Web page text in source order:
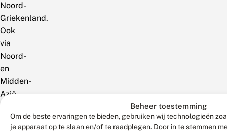
Beheer toestemming
Om de beste ervaringen te bieden, gebruiken wij technologieën
je apparaat op te slaan en/of te raadplegen. Door in te stemmen
Noord-
Griekenland.
Ook
via
Noord-
en
Midden-
Azië
Noord-
China,